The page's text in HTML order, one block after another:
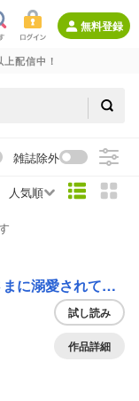
無料登録
上配信中！
雑誌除外
人気順
ス版／描き下ろし特典つき】
試し読み
作品詳細